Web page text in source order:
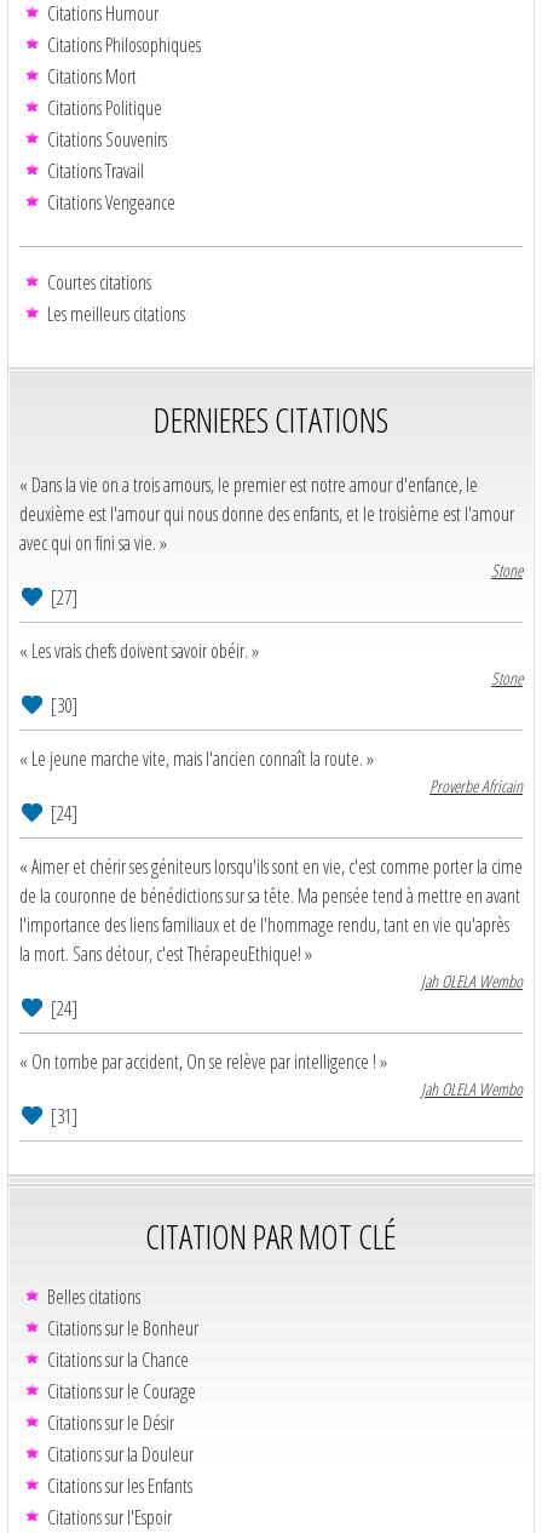
Citations Humour
Citations Philosophiques
Citations Mort
Citations Politique
Citations Souvenirs
Citations Travail
Citations Vengeance
Courtes citations
Les meilleurs citations
DERNIERES CITATIONS
« Dans la vie on a trois amours, le premier est notre amour d'enfance, le
deuxième est l'amour qui nous donne des enfants, et le troisième est l'amour
avec qui on fini sa vie. »
Stone
[27]
« Les vrais chefs doivent savoir obéir. »
Stone
[30]
« Le jeune marche vite, mais l'ancien connaît la route. »
Proverbe Africain
[24]
« Aimer et chérir ses géniteurs lorsqu'ils sont en vie, c'est comme porter la cime
de la couronne de bénédictions sur sa tête. Ma pensée tend à mettre en avant
l'importance des liens familiaux et de l'hommage rendu, tant en vie qu'après
la mort. Sans détour, c'est ThérapeuEthique! »
Jah OLELA Wembo
[24]
« On tombe par accident, On se relève par intelligence ! »
Jah OLELA Wembo
[31]
CITATION PAR MOT CLÉ
Belles citations
Citations sur le Bonheur
Citations sur la Chance
Citations sur le Courage
Citations sur le Désir
Citations sur la Douleur
Citations sur les Enfants
Citations sur l'Espoir